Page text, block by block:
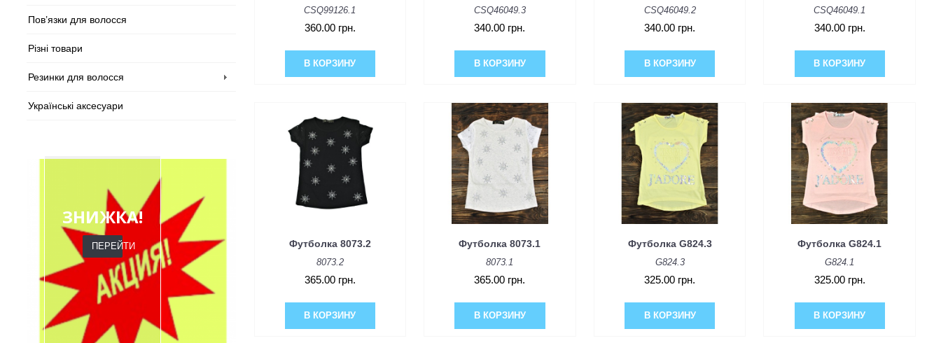
Пов’язки для волосся
Різні товари
Резинки для волосся
Українські аксесуари
ЗНИЖКА!
ПЕРЕЙТИ
CSQ99126.1
360.00 грн.
В КОРЗИНУ
CSQ46049.3
340.00 грн.
В КОРЗИНУ
CSQ46049.2
340.00 грн.
В КОРЗИНУ
CSQ46049.1
340.00 грн.
В КОРЗИНУ
Футболка 8073.2
8073.2
365.00 грн.
В КОРЗИНУ
Футболка 8073.1
8073.1
365.00 грн.
В КОРЗИНУ
Футболка G824.3
G824.3
325.00 грн.
В КОРЗИНУ
Футболка G824.1
G824.1
325.00 грн.
В КОРЗИНУ